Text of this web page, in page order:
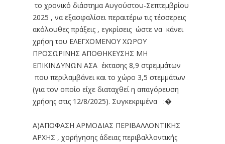
το χρονικό διάστημα Αυγούστου-Σεπτεμβρίου
2025 , να εξασφαλίσει περαιτέρω τις τέσσερεις
ακόλουθες πράξεις , εγκρίσεις ώστε να κάνει
χρήση του ΕΛΕΓΧΟΜΕΝΟΥ ΧΩΡΟΥ
ΠΡΟΣΩΡΙΝΗΣ ΑΠΟΘΗΚΕΥΣΗΣ ΜΗ
ΕΠΙΚΙΝΔΥΝΩΝ ΑΣΑ έκτασης 8,9 στρεμμάτων
που περιλαμβάνει και το χώρο 3,5 στεμμάτων
(για τον οποίο είχε διαταχθεί η απαγόρευση
χρήσης στις 12/8/2025). Συγκεκριμένα :�
Α)ΑΠΟΦΑΣΗ ΑΡΜΟΔΙΑΣ ΠΕΡΙΒΑΛΛΟΝΤΙΚΗΣ
ΑΡΧΗΣ , χορήγησης άδειας περιβαλλοντικής